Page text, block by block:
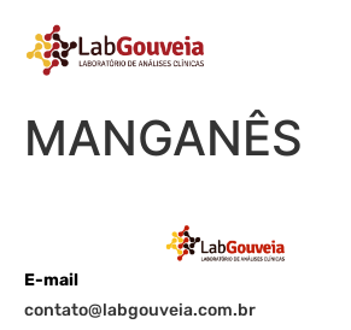
MANGANÊS
E-mail
contato@labgouveia.com.br